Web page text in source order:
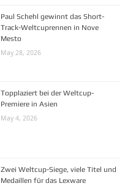
Paul Schehl gewinnt das Short-
Track-Weltcuprennen in Nove
Mesto
May 28, 2026
Topplaziert bei der Weltcup-
Premiere in Asien
May 4, 2026
Zwei Weltcup-Siege, viele Titel und
Medaillen für das Lexware